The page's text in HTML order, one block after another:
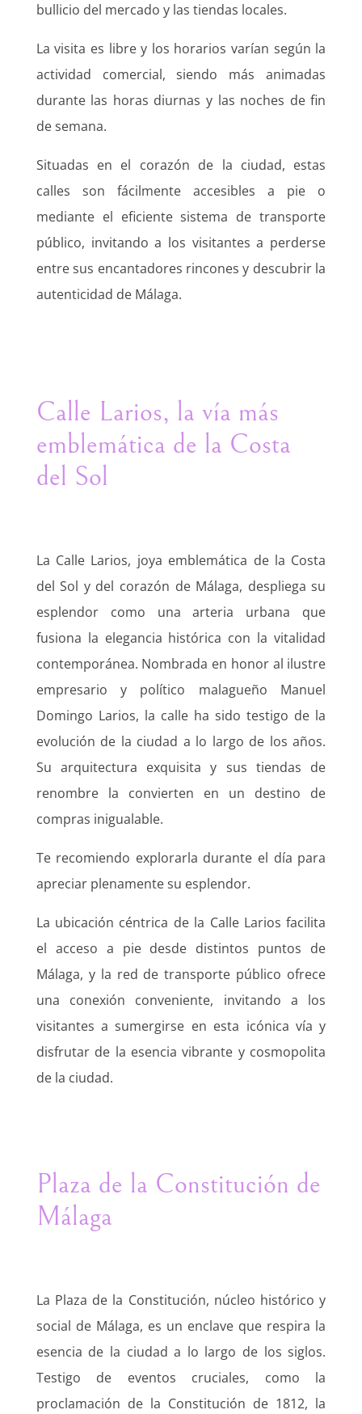
bullicio del mercado y las tiendas locales.
La visita es libre y los horarios varían según la
actividad comercial, siendo más animadas
durante las horas diurnas y las noches de fin
de semana.
Situadas en el corazón de la ciudad, estas
calles son fácilmente accesibles a pie o
mediante el eficiente sistema de transporte
público, invitando a los visitantes a perderse
entre sus encantadores rincones y descubrir la
autenticidad de Málaga.
Calle Larios, la vía más
emblemática de la Costa
del Sol
La Calle Larios, joya emblemática de la Costa
del Sol y del corazón de Málaga, despliega su
esplendor como una arteria urbana que
fusiona la elegancia histórica con la vitalidad
contemporánea. Nombrada en honor al ilustre
empresario y político malagueño Manuel
Domingo Larios, la calle ha sido testigo de la
evolución de la ciudad a lo largo de los años.
Su arquitectura exquisita y sus tiendas de
renombre la convierten en un destino de
compras inigualable.
Te recomiendo explorarla durante el día para
apreciar plenamente su esplendor.
La ubicación céntrica de la Calle Larios facilita
el acceso a pie desde distintos puntos de
Málaga, y la red de transporte público ofrece
una conexión conveniente, invitando a los
visitantes a sumergirse en esta icónica vía y
disfrutar de la esencia vibrante y cosmopolita
de la ciudad.
Plaza de la Constitución de
Málaga
La Plaza de la Constitución, núcleo histórico y
social de Málaga, es un enclave que respira la
esencia de la ciudad a lo largo de los siglos.
Testigo de eventos cruciales, como la
proclamación de la Constitución de 1812, la